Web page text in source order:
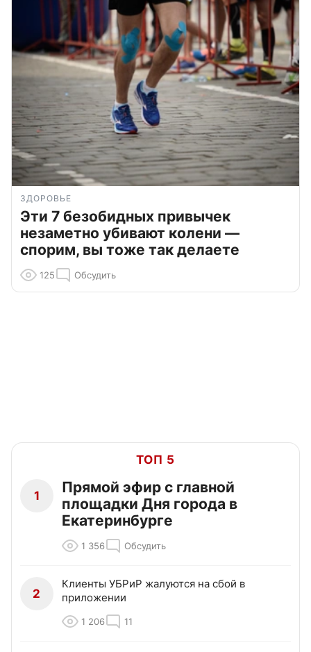
ЗДОРОВЬЕ
Эти 7 безобидных привычек
незаметно убивают колени —
спорим, вы тоже так делаете
125 Обсудить
ТОП 5
1
Прямой эфир с главной
площадки Дня города в
Екатеринбурге
1 356 Обсудить
2
Клиенты УБРиР жалуются на сбой в
приложении
1 206 11